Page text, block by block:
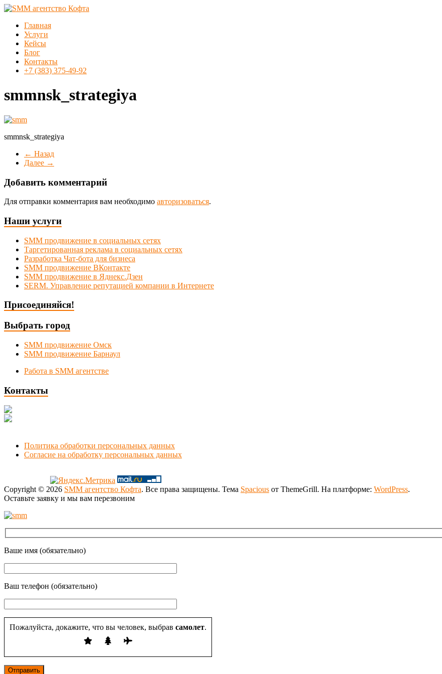
Перейти
содержимому
SMM
агентство
Кофта
SMM
продвижение
Новосибирске
МенюГлавная
Услуги
Кейсы
Блог
Контакты
+7 (383) 375-49-92
smmnsk_strategiya
smmnsk_strategiya
← Назад
Далее →
Добавить комментарий
Для отправки комментария вам необходимо авторизоваться.
Наши услуги
SMM продвижение в социальных сетях
Таргетированная реклама в социальных сетях
Разработка Чат-бота для бизнеса
SMM продвижение ВКонтакте
SMM продвижение в Яднекс.Дзен
SERM. Управление репутацией компании в Интернете
Присоединяйся!
Выбрать город
SMM продвижение Омск
SMM продвижение Барнаул
Работа в SMM агентстве
Контакты
Политика обработки персональных данных
Согласие на обработку персональных данных
Copyright © 2026 SMM агентство Кофта. Все права защищены. Тема Spacious от ThemeGrill. На платформе: WordPress.
Оставьте заявку и мы вам перезвоним
Ваше имя (обязательно)
Ваш телефон (обязательно)
Пожалуйста, докажите, что вы человек, выбрав самолет.